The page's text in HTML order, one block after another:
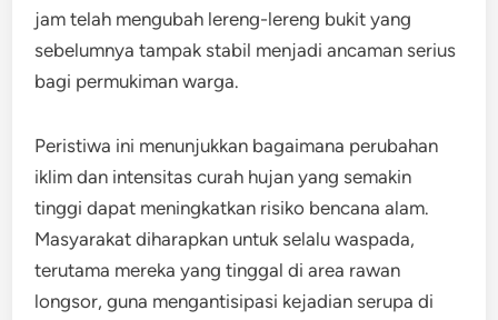
jam telah mengubah lereng-lereng bukit yang
sebelumnya tampak stabil menjadi ancaman serius
bagi permukiman warga.
Peristiwa ini menunjukkan bagaimana perubahan
iklim dan intensitas curah hujan yang semakin
tinggi dapat meningkatkan risiko bencana alam.
Masyarakat diharapkan untuk selalu waspada,
terutama mereka yang tinggal di area rawan
longsor, guna mengantisipasi kejadian serupa di